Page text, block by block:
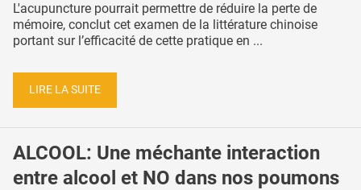
L'acupuncture pourrait permettre de réduire la perte de
mémoire, conclut cet examen de la littérature chinoise
portant sur l’efficacité de cette pratique en ...
LIRE LA SUITE
ALCOOL: Une méchante interaction
entre alcool et NO dans nos poumons